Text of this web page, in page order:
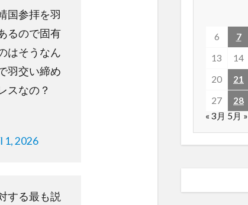
国参拝を羽
るので固有
はそうなん
羽交い締め
スなの？
1, 2026
する最も説
6
7
13
14
20
21
27
28
« 3月 5月 »